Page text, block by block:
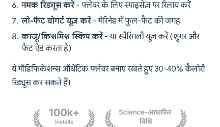
नमक रिड्यूस करें- फ्लेवर के लिए स्पाइसेज़ पर रिलाय करें
लो-फैट योगर्ट यूज़ करें- मेरिनेड में फुल-फैट की जगह
काजू/किशमिश स्किप करें- या स्पैरिंगली यूज़ करें (शुगर और
फैट ऐड करता है)
ये मॉडिफिकेशन्स ऑथेंटिक फ्लेवर बनाए रखते हुए 30-40% कैलोरी
रिड्यूस कर सकते हैं।